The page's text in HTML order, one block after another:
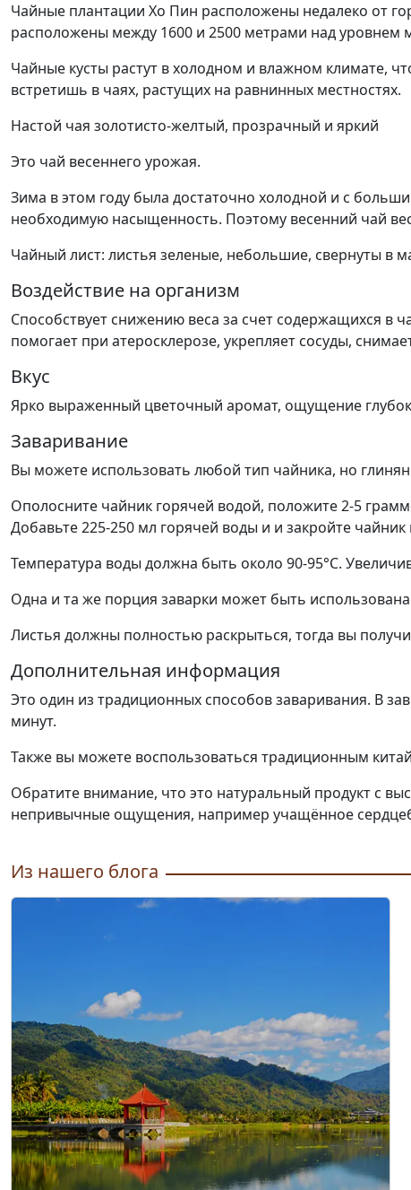
Чайные плантации Хо Пин расположены недалеко от
расположены между 1600 и 2500 метрами над уровнем
Чайные кусты растут в холодном и влажном климате,
встретишь в чаях, растущих на равнинных местностях.
Настой чая золотисто-желтый, прозрачный и яркий
Это чай весеннего урожая.
Зима в этом году была достаточно холодной и с
необходимую насыщенность. Поэтому весенний чай
Чайный лист: листья зеленые, небольшие, свернуты в
Воздействие на организм
Способствует снижению веса за счет содержащихся в
помогает при атеросклерозе, укрепляет сосуды,
Вкус
Ярко выраженный цветочный аромат, ощущение
Заваривание
Вы можете использовать любой тип чайника, но
Ополосните чайник горячей водой, положите 2-5
Добавьте 225-250 мл горячей воды и и закройте
Температура воды должна быть около 90-95°С.
Одна и та же порция заварки может быть использована
Листья должны полностью раскрыться, тогда вы
Дополнительная информация
Это один из традиционных способов заваривания. В
минут.
Также вы можете воспользоваться традиционным
Обратите внимание, что это натуральный продукт с
непривычные ощущения, например учащённое
Из нашего блога